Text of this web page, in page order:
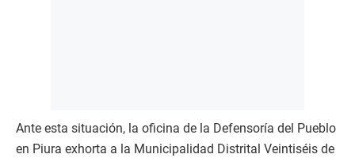
Ante esta situación, la oficina de la Defensoría del Pueblo
en Piura exhorta a la Municipalidad Distrital Veintiséis de